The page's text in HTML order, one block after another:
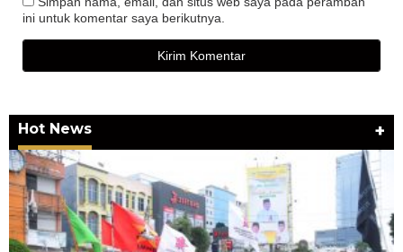
ini untuk komentar saya berikutnya.
Hot News +